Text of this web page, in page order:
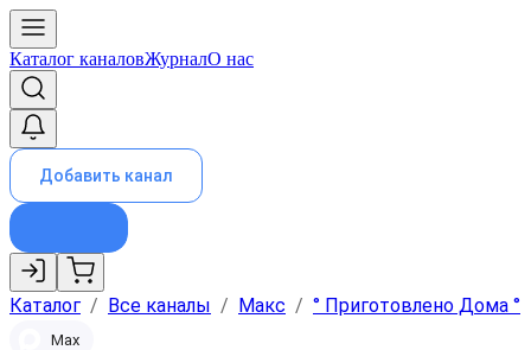
Каталог каналовЖурналО нас
Добавить канал
Каталог / Все каналы / Макс / ° Приготовлено Дома °
Max